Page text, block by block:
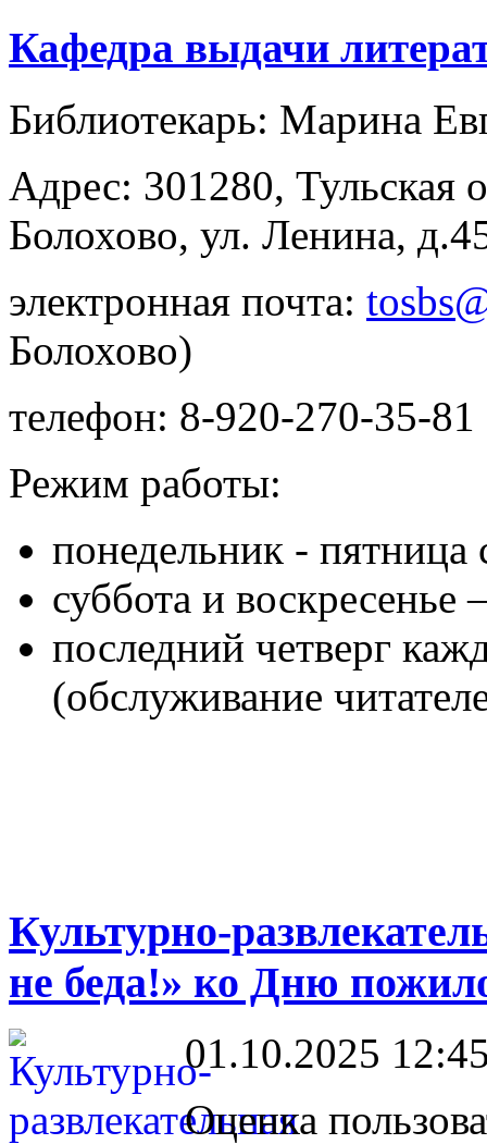
Кафедра выдачи
Библиотекарь: Марина
Адрес: 301280, Тульская
Болохово, ул. Ленина,
электронная почта:
Болохово)
телефон: 8-920-270-35-81
Режим работы:
понедельник - пятница
суббота и
последний четверг
(обслуживание
Культурно-
не беда!» ко Дню
01.10.2025
Оценка